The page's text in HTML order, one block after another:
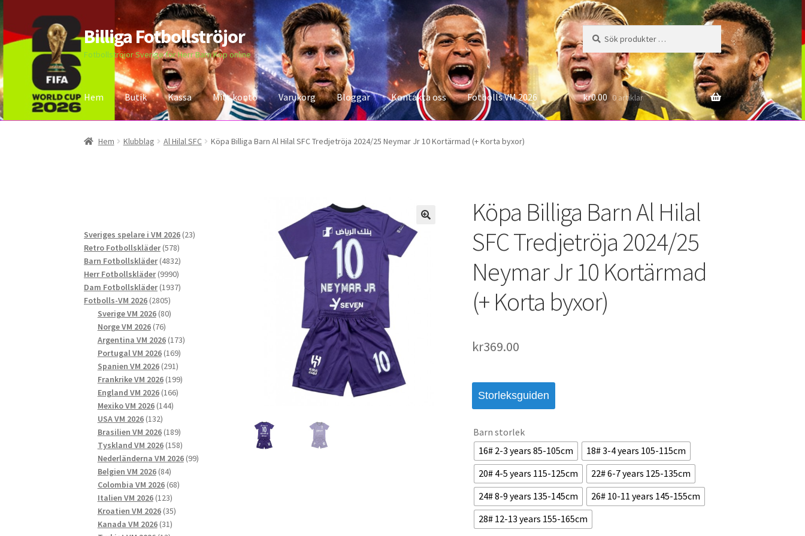
Hoppa
till
navigering
Hoppa
till
innehåll
Billiga Fotbollströjor
Fotbollströjor Sverige för Herr Barn Köp online
Sök
efter:
Sök
Hem Butik Kassa Mitt konto Varukorg Bloggar Kontakta oss Fotbolls VM 2026
Hem Bloggar Butik Kassa Kontakta oss Mitt konto Storleksguiden Varukorg
kr0.00 0 artiklar
Hem Klubblag Al Hilal SFC Köpa Billiga Barn Al Hilal SFC Tredjetröja 2024/25 Neymar Jr 10 Kortärmad (+ Korta byxor)
Köpa Billiga Barn Al Hilal
SFC Tredjetröja 2024/25
Neymar Jr 10 Kortärmad
(+ Korta byxor)
kr369.00
Storleksguiden
Barn storlek
16# 2-3 years 85-105cm
18# 3-4 years 105-115cm
20# 4-5 years 115-125cm
22# 6-7 years 125-135cm
24# 8-9 years 135-145cm
26# 10-11 years 145-155cm
28# 12-13 years 155-165cm
Sveriges spelare i VM 2026 2323
Retro Fotbollskläder 578578
produkter
Barn Fotbollskläder 48324832
produkter
Herr Fotbollskläder 99909990
produkter
Dam Fotbollskläder 19371937
Fotbolls-VM 2026 28052805
produkter
Sverige VM 2026 8080
Norge VM 2026 7676
produkter
Argentina VM 2026 173173
Portugal VM 2026 169169
produkter
Spanien VM 2026 291291
produkter
Frankrike VM 2026 199199
England VM 2026 166166
Mexiko VM 2026 144144
USA VM 2026 132132
produkter
Brasilien VM 2026 189189
produkter
Tyskland VM 2026 158158
produkter
Nederländerna VM 2026 9999
Belgien VM 2026 8484
produkter
Colombia VM 2026 6868
Italien VM 2026 123123
produkter
Kroatien VM 2026 3535
Kanada VM 2026 3131